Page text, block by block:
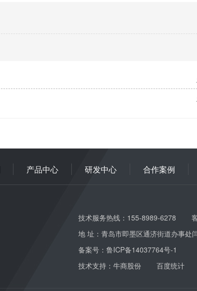
产品中心 研发中心 合作案例
技术服务热线：155-8989-6278
地 址：青岛市即墨区通济街道办事处
备案号： 鲁ICP备14037764号-1
技术支持：牛商股份
百度统计